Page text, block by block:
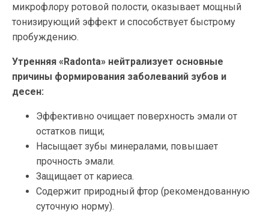
микрофлору ротовой полости, оказывает мощный
тонизирующий эффект и способствует быстрому
пробуждению.
Утренняя «Radonta» нейтрализует основные
причины формирования заболеваний зубов и
десен:
Эффективно очищает поверхность эмали от
остатков пищи;
Насыщает зубы минералами, повышает
прочность эмали.
Защищает от кариеса.
Содержит природный фтор (рекомендованную
суточную норму).